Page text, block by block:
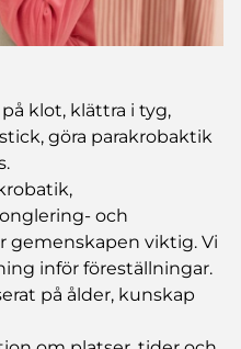
klot, klättra i tyg,
göra parakrobaktik
och
gemenskapen viktig. Vi
inför föreställningar.
på ålder, kunskap